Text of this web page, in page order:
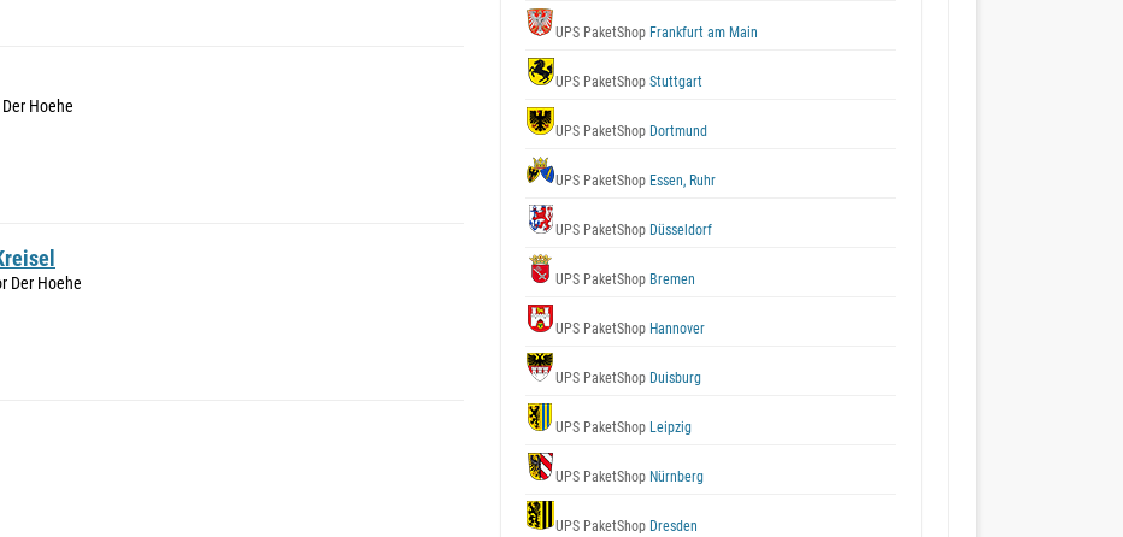
Hoehe
Der Hoehe
UPS PaketShop Frankfurt am Main
UPS PaketShop Stuttgart
UPS PaketShop Dortmund
UPS PaketShop Essen, Ruhr
UPS PaketShop Düsseldorf
UPS PaketShop Bremen
UPS PaketShop Hannover
UPS PaketShop Duisburg
UPS PaketShop Leipzig
UPS PaketShop Nürnberg
UPS PaketShop Dresden